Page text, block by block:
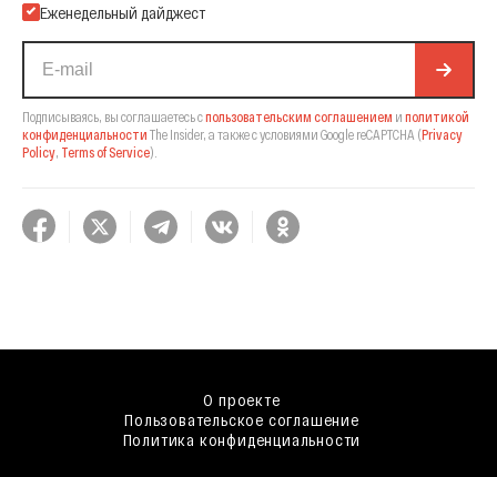
Еженедельный дайджест
Подписываясь, вы соглашаетесь спользовательским соглашением и политикой
конфиденциальности The Insider, а также с условиями Google reCAPTCHA (Privacy
Policy Terms of Service).
О проекте
Пользовательское соглашение
Политика конфиденциальности